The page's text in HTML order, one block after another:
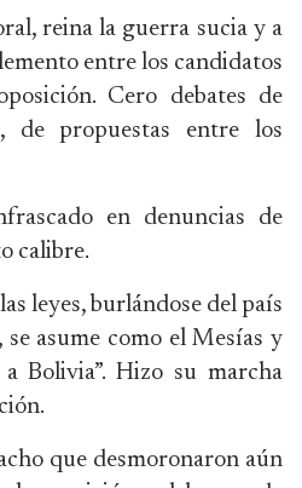
reina la guerra sucia y a
entre los candidatos
Cero debates de
de propuestas entre los
en denuncias de
calibre.
leyes, burlándose del país
asume como el Mesías y
Bolivia”. Hizo su marcha
que desmoronaron aún